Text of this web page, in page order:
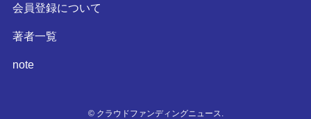
会員登録について
著者一覧
note
©クラウドファンディングニュース.